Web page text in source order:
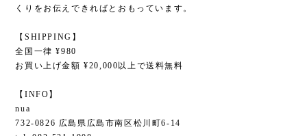
くりをお伝えできればとおもっています。
【SHIPPING】
全国一律 ¥980
お買い上げ金額 ¥20,000以上で送料無料
【INFO】
nua
732-0826 広島県広島市南区松川町6-14